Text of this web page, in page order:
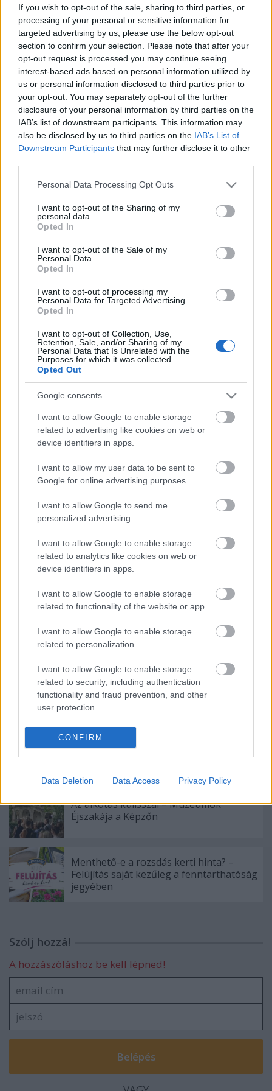
If you wish to opt-out of the sale, sharing to third parties, or
processing of your personal or sensitive information for
targeted advertising by us, please use the below opt-out
section to confirm your selection. Please note that after your
opt-out request is processed you may continue seeing
interest-based ads based on personal information utilized by
us or personal information disclosed to third parties prior to
your opt-out. You may separately opt-out of the further
disclosure of your personal information by third parties on the
IAB’s list of downstream participants. This information may
also be disclosed by us to third parties on the IAB’s List of
Downstream Participants that may further disclose it to other
Please note that this website/app uses one or more Google
not limited to your visit or usage behaviour. You may click to
grant or deny consent to Google and its third-party tags to
use your data for below specified purposes in below Google
consent section.
Personal Data Processing Opt Outs
I want to opt-out of the Sharing of my
personal data.
Opted In
I want to opt-out of the Sale of my
Personal Data.
Opted In
I want to opt-out of processing my
Personal Data for Targeted Advertising.
Opted In
I want to opt-out of Collection, Use,
Retention, Sale, and/or Sharing of my
Personal Data that Is Unrelated with the
Purposes for which it was collected.
Opted Out
Google consents
I want to allow Google to enable storage
related to advertising like cookies on web or
device identifiers in apps.
I want to allow my user data to be sent to
Google for online advertising purposes.
I want to allow Google to send me
personalized advertising.
I want to allow Google to enable storage
related to analytics like cookies on web or
device identifiers in apps.
I want to allow Google to enable storage
related to functionality of the website or app.
I want to allow Google to enable storage
related to personalization.
I want to allow Google to enable storage
related to security, including authentication
functionality and fraud prevention, and other
user protection.
CONFIRM
Data Deletion Data Access Privacy Policy
szórakoztatná a közönségét. Tizedik stúdióalbuma,
a föld elem által ihletett Fossora szeptember 30-án
jelent meg, a kísérletező kedvű énekesnő pedig ezen
sem hazudtolta meg korábbi önmagát: ezúttal
elektronikus zenei hatásokat ötvöz formabontó,
egyszerre olykor hat basszusklarinétot is csatasorba
állító komolyzenei hangszerelésekkel. Biztosan nem
való mindenkinek, ugyanakkor elvitathatatlan, hogy
ha valaki, hát ő biztosan mindig a saját szabályai
szerint játszik.
heti
inspiráció
Ajánlott bejegyzések:
10 nap, 140 ezer látogató, 40 helyszín,
Művészetek Völgye
5 könnyű és ingyenes nyári
horgolásminta kezdőknek
Maszatmentes kifestők, úti
foglalkoztatók, színezhető
fantáziaállatkák – Kreatív eszközök és
játékok a Crayolától, indulástól
megérkezésig
Az alkotás kulisszái – Múzeumok
Éjszakája a Képzőn
Menthető-e a rozsdás kerti hinta? –
Felújítás saját kezűleg a fenntarthatóság
jegyében
Szólj hozzá!
A hozzászóláshoz be kell lépned!